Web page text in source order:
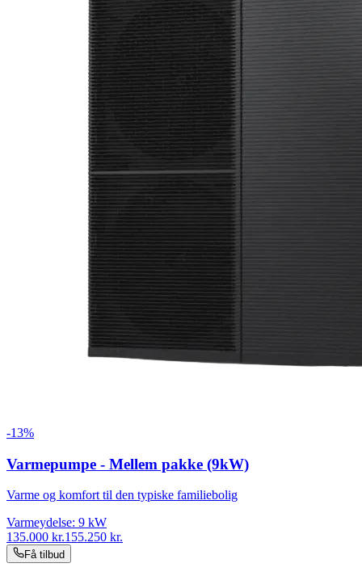
-13%
Varmepumpe - Mellem pakke (9kW)
Varme og komfort til den typiske familiebolig
Varmeydelse: 9 kW
135.000 kr.155.250 kr.
Få tilbud